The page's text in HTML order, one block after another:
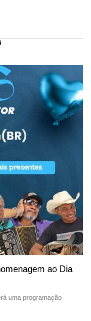
ao Dia
uma programação